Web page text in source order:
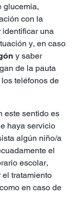
glucemia,
con la
identificar una
y, en caso
y saber
de la pauta
teléfonos de
este sentido es
haya servicio
algún niño/a
el
escolar,
tratamiento
en caso de